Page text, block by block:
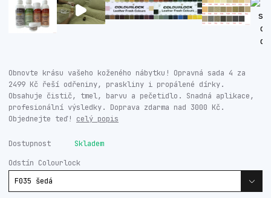
Obnovte krásu vašeho koženého nábytku! Opravná sada 4 za
2499 Kč řeší odřeniny, praskliny i propálené dírky.
Obsahuje čistič, tmel, barvu a pečetidlo. Snadná aplikace,
profesionální výsledky. Doprava zdarma nad 3000 Kč.
Objednejte teď! celý popis
Dostupnost Skladem
Odstín Colourlock